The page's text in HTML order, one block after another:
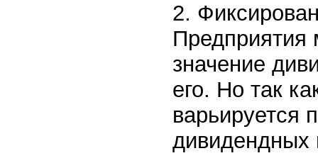
2.
Предприятия
значение
его. Но так
варьируется
дивидендных